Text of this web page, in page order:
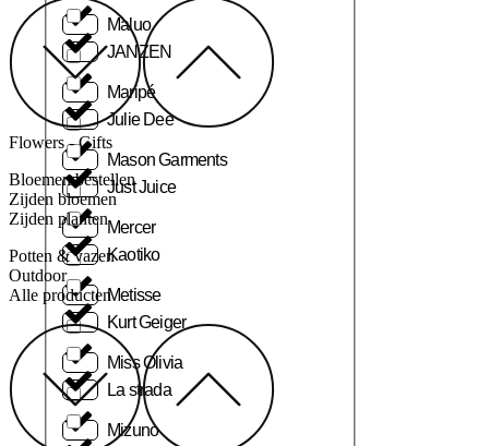
Maluo
Maripé
Mason Garments
Mercer
Metisse
Miss Olivia
Mizuno
JANZEN
Julie Dee
Just Juice
Kaotiko
Kurt Geiger
La strada
Flowers - Gifts
Bloemen bestellen
Zijden bloemen
Zijden planten
Potten & vazen
Outdoor
Alle producten